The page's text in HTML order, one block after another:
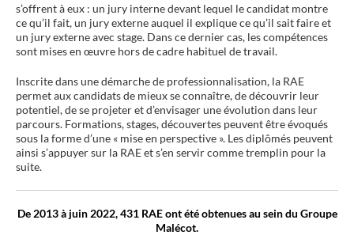
s’offrent à eux : un jury interne devant lequel le candidat montre
ce qu’il fait, un jury externe auquel il explique ce qu’il sait faire et
un jury externe avec stage. Dans ce dernier cas, les compétences
sont mises en œuvre hors de cadre habituel de travail.
Inscrite dans une démarche de professionnalisation, la RAE
permet aux candidats de mieux se connaître, de découvrir leur
potentiel, de se projeter et d’envisager une évolution dans leur
parcours. Formations, stages, découvertes peuvent être évoqués
sous la forme d’une « mise en perspective ». Les diplômés peuvent
ainsi s’appuyer sur la RAE et s’en servir comme tremplin pour la
suite.
De 2013 à juin 2022, 431 RAE ont été obtenues au sein du Groupe
Malécot.